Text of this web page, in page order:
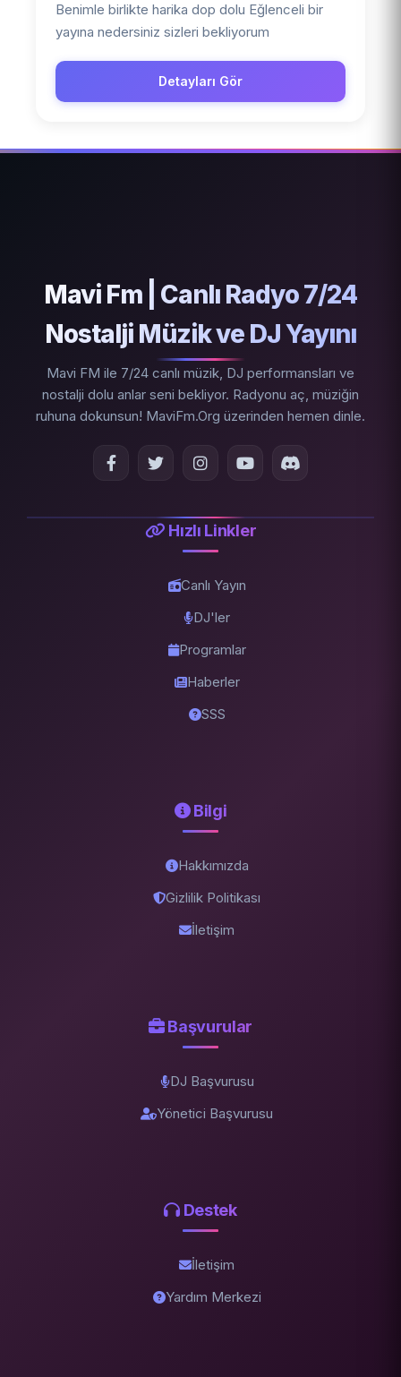
Benimle birlikte harika dop dolu Eğlenceli bir
yayına nedersiniz sizleri bekliyorum
Detayları Gör
Mavi Fm | Canlı Radyo 7/24
Nostalji Müzik ve DJ Yayını
Mavi FM ile 7/24 canlı müzik, DJ performansları ve
nostalji dolu anlar seni bekliyor. Radyonu aç, müziğin
ruhuna dokunsun! MaviFm.Org üzerinden hemen dinle.
Hızlı Linkler
Canlı Yayın
DJ'ler
Programlar
Haberler
SSS
Bilgi
Hakkımızda
Gizlilik Politikası
İletişim
Başvurular
DJ Başvurusu
Yönetici Başvurusu
Destek
İletişim
Yardım Merkezi